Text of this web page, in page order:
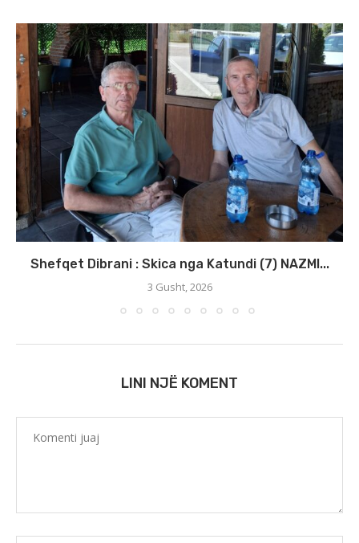
Shefqet Dibrani : Skica nga Katundi (7) NAZMI...
3 Gusht, 2026
LINI NJË KOMENT